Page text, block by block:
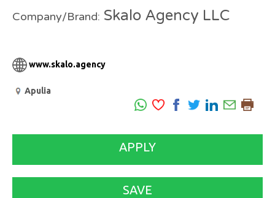
Company/Brand: Skalo Agency LLC
www.skalo.agency
Apulia
APPLY
SAVE